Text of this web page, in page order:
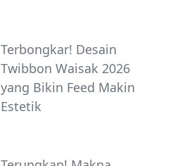
Terbongkar! Desain
Twibbon Waisak 2026
yang Bikin Feed Makin
Estetik